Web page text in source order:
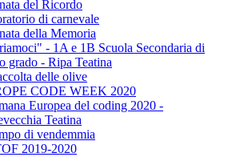
del Ricordo
di carnevale
della Memoria
- 1A e 1B Scuola Secondaria di
grado - Ripa Teatina
delle olive
CODE WEEK 2020
Europea del coding 2020 -
Teatina
di vendemmia
2019-2020